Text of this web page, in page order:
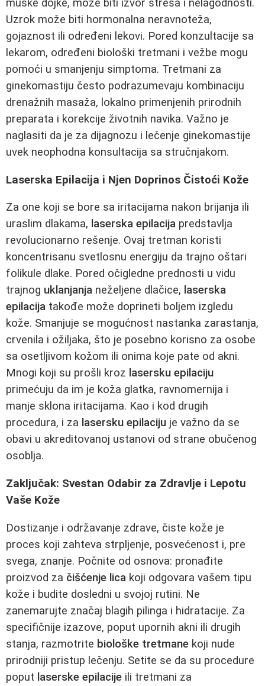
muške dojke, može biti izvor stresa i nelagodnosti.
Uzrok može biti hormonalna neravnoteža,
gojaznost ili određeni lekovi. Pored konzultacije sa
lekarom, određeni biološki tretmani i vežbe mogu
pomoći u smanjenju simptoma. Tretmani za
ginekomastiju često podrazumevaju kombinaciju
drenažnih masaža, lokalno primenjenih prirodnih
preparata i korekcije životnih navika. Važno je
naglasiti da je za dijagnozu i lečenje ginekomastije
uvek neophodna konsultacija sa stručnjakom.
Laserska Epilacija i Njen Doprinos Čistoći Kože
Za one koji se bore sa iritacijama nakon brijanja ili
uraslim dlakama, laserska epilacija predstavlja
revolucionarno rešenje. Ovaj tretman koristi
koncentrisanu svetlosnu energiju da trajno oštari
folikule dlake. Pored očigledne prednosti u vidu
trajnog uklanjanja neželjene dlačice, laserska
epilacija takođe može doprineti boljem izgledu
kože. Smanjuje se mogućnost nastanka zarastanja,
crvenila i ožiljaka, što je posebno korisno za osobe
sa osetljivom kožom ili onima koje pate od akni.
Mnogi koji su prošli kroz lasersku epilaciju
primećuju da im je koža glatka, ravnomernija i
manje sklona iritacijama. Kao i kod drugih
procedura, i za lasersku epilaciju je važno da se
obavi u akreditovanoj ustanovi od strane obučenog
osoblja.
Zaključak: Svestan Odabir za Zdravlje i Lepotu
Vaše Kože
Dostizanje i održavanje zdrave, čiste kože je
proces koji zahteva strpljenje, posvećenost i, pre
svega, znanje. Počnite od osnova: pronađite
proizvod za čišćenje lica koji odgovara vašem tipu
kože i budite dosledni u svojoj rutini. Ne
zanemarujte značaj blagih pilinga i hidratacije. Za
specifičnije izazove, poput upornih akni ili drugih
stanja, razmotrite biološke tretmane koji nude
prirodniji pristup lečenju. Setite se da su procedure
poput laserske epilacije ili tretmani za